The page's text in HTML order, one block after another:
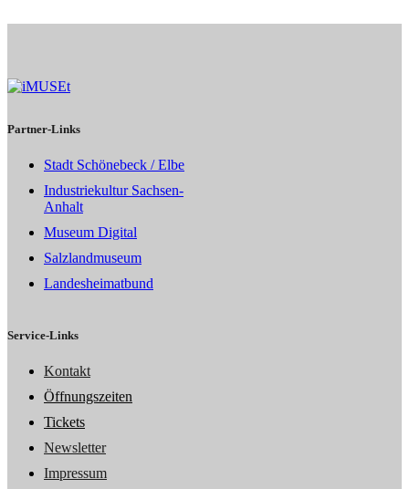
Partner-Links
Stadt Schönebeck / Elbe
Industriekultur Sachsen-
Anhalt
Museum Digital
Salzlandmuseum
Landesheimatbund
Service-Links
Kontakt
Öffnungszeiten
Tickets
Newsletter
Impressum